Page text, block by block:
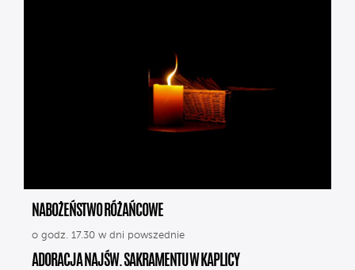
NABOŻEŃSTWO RÓŻAŃCOWE
o godz. 17.30 w dni powszednie
ADORACJA NAJŚW. SAKRAMENTU W KAPLICY